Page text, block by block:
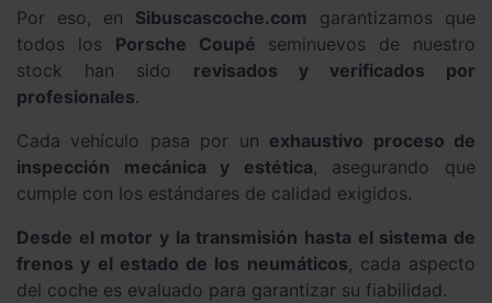
Por eso, en Sibuscascoche.com garantizamos que
todos los Porsche Coupé seminuevos de nuestro
stock han sido revisados y verificados por
profesionales.
Cada vehículo pasa por un exhaustivo proceso de
inspección mecánica y estética, asegurando que
cumple con los estándares de calidad exigidos.
Desde el motor y la transmisión hasta el sistema de
frenos y el estado de los neumáticos, cada aspecto
del coche es evaluado para garantizar su fiabilidad.